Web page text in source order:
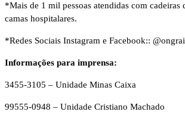
*Mais de 1 mil pessoas atendidas com cadeiras
camas hospitalares.
*Redes Sociais Instagram e Facebook::
Informações para imprensa:
3455-3105 – Unidade Minas Caixa
99555-0948 – Unidade Cristiano Machado